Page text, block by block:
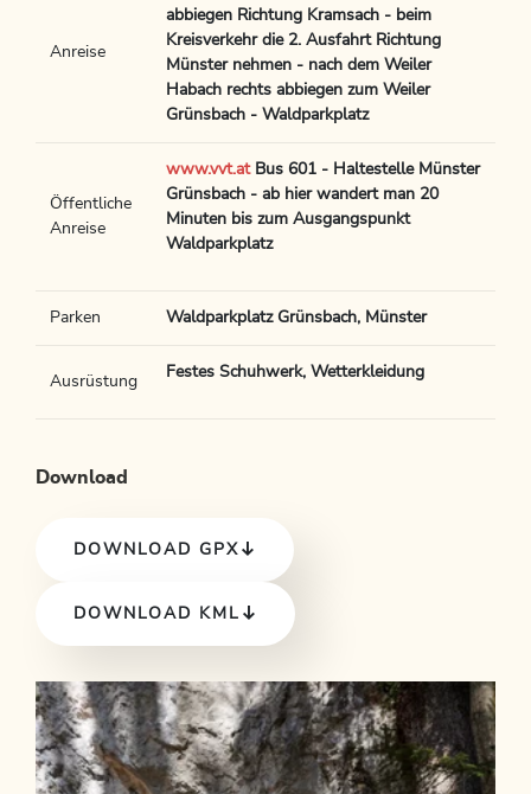
Anreise
abbiegen Richtung Kramsach - beim
Kreisverkehr die 2. Ausfahrt Richtung
Münster nehmen - nach dem Weiler
Habach rechts abbiegen zum Weiler
Grünsbach - Waldparkplatz
Öffentliche
Anreise
www.vvt.atBus 601 - Haltestelle Münster
Grünsbach - ab hier wandert man 20
Minuten bis zum Ausgangspunkt
Waldparkplatz
Parken Waldparkplatz Grünsbach, Münster
Ausrüstung
Festes Schuhwerk, Wetterkleidung
Download
DOWNLOAD GPX
DOWNLOAD KML